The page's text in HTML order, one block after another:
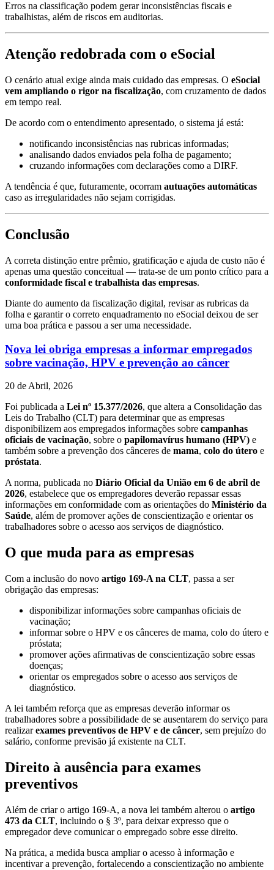
Erros na classificação podem gerar inconsistências fiscais e
trabalhistas, além de riscos em auditorias.
Atenção redobrada com o eSocial
O cenário atual exige ainda mais cuidado das empresas. O eSocial
vem ampliando o rigor na fiscalização, com cruzamento de dados
em tempo real.
De acordo com o entendimento apresentado, o sistema já está:
notificando inconsistências nas rubricas informadas;
analisando dados enviados pela folha de pagamento;
cruzando informações com declarações como a DIRF.
A tendência é que, futuramente, ocorram autuações automáticas
caso as irregularidades não sejam corrigidas.
Conclusão
A correta distinção entre prêmio, gratificação e ajuda de custo não é
apenas uma questão conceitual — trata-se de um ponto crítico para a
conformidade fiscal e trabalhista das empresas.
Diante do aumento da fiscalização digital, revisar as rubricas da
folha e garantir o correto enquadramento no eSocial deixou de ser
uma boa prática e passou a ser uma necessidade.
Nova lei obriga empresas a informar empregados
sobre vacinação, HPV e prevenção ao câncer
20 de Abril, 2026
Foi publicada a Lei nº 15.377/2026, que altera a Consolidação das
Leis do Trabalho (CLT) para determinar que as empresas
disponibilizem aos empregados informações sobre campanhas
oficiais de vacinação, sobre o papilomavírus humano (HPV) e
também sobre a prevenção dos cânceres de mama, colo do útero e
próstata.
A norma, publicada no Diário Oficial da União em 6 de abril de
2026, estabelece que os empregadores deverão repassar essas
informações em conformidade com as orientações do Ministério da
Saúde, além de promover ações de conscientização e orientar os
trabalhadores sobre o acesso aos serviços de diagnóstico.
O que muda para as empresas
Com a inclusão do novo artigo 169-A na CLT, passa a ser
obrigação das empresas:
disponibilizar informações sobre campanhas oficiais de
vacinação;
informar sobre o HPV e os cânceres de mama, colo do útero e
próstata;
promover ações afirmativas de conscientização sobre essas
doenças;
orientar os empregados sobre o acesso aos serviços de
diagnóstico.
A lei também reforça que as empresas deverão informar os
trabalhadores sobre a possibilidade de se ausentarem do serviço para
realizarexames preventivos de HPV e de câncer, sem prejuízo do
salário, conforme previsão já existente na CLT.
Direito à ausência para exames
preventivos
Além de criar o artigo 169-A, a nova lei também alterou o artigo
473 da CLT, incluindo o § 3º, para deixar expresso que o
empregador deve comunicar o empregado sobre esse direito.
Na prática, a medida busca ampliar o acesso à informação e
incentivar a prevenção, fortalecendo a conscientização no ambiente